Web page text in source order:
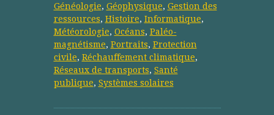
Généologie, Géophysique, Gestion des
ressources, Histoire, Informatique,
Météorologie, Océans, Paléo-
magnétisme, Portraits, Protection
civile, Réchauffement climatique,
Réseaux de transports, Santé
publique, Systèmes solaires